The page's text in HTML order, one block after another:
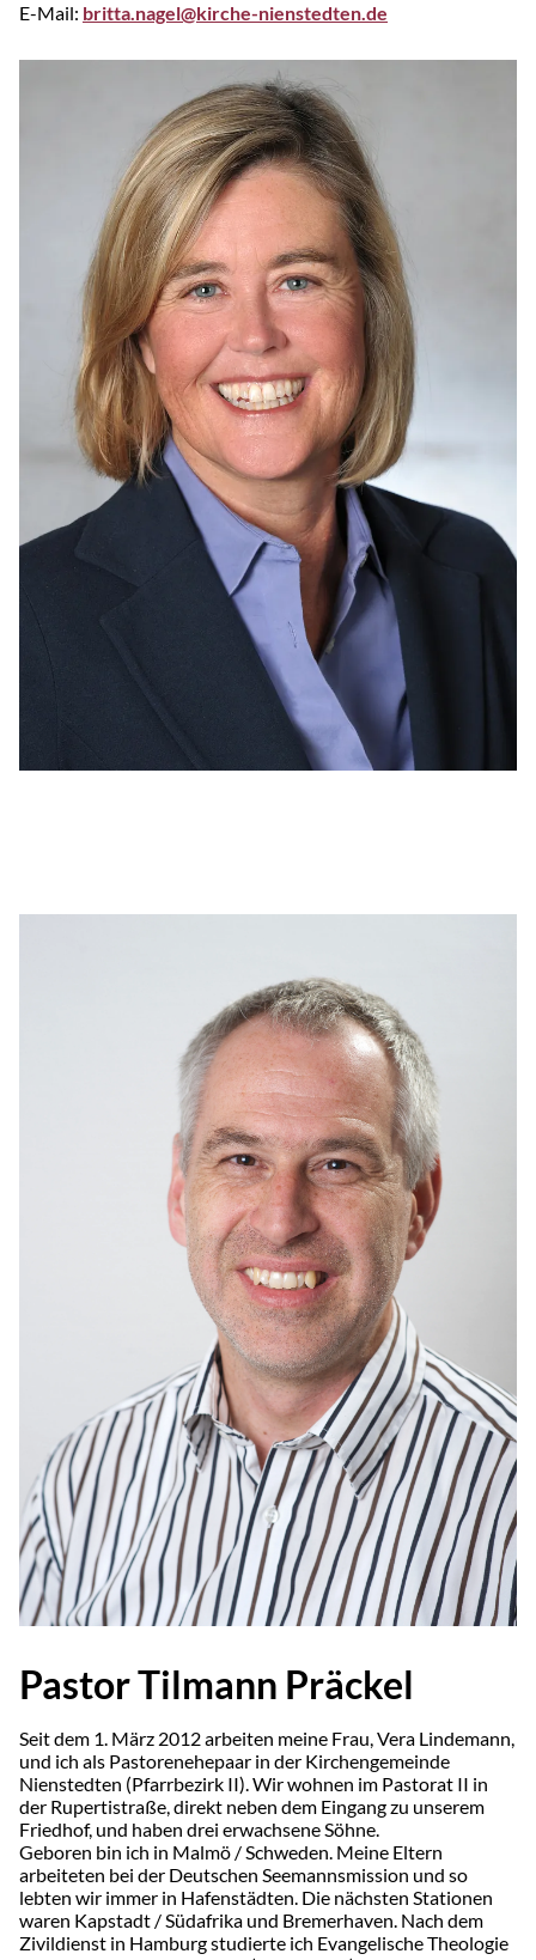
E-Mail: britta.nagel@kirche-nienstedten.de
Pastor Tilmann Präckel
Seit dem 1. März 2012 arbeiten meine Frau, Vera Lindemann,
und ich als Pastorenehepaar in der Kirchengemeinde
Nienstedten (Pfarrbezirk II). Wir wohnen im Pastorat II in
der Rupertistraße, direkt neben dem Eingang zu unserem
Friedhof, und haben drei erwachsene Söhne.
Geboren bin ich in Malmö / Schweden. Meine Eltern
arbeiteten bei der Deutschen Seemannsmission und so
lebten wir immer in Hafenstädten. Die nächsten Stationen
waren Kapstadt / Südafrika und Bremerhaven. Nach dem
Zivildienst in Hamburg studierte ich Evangelische Theologie